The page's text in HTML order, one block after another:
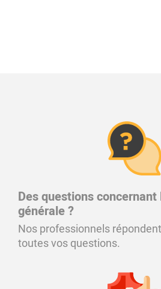
Des questions
générale ?
Nos professionnels
toutes vos questions.